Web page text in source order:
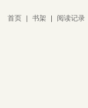
首页 书架 阅读记录